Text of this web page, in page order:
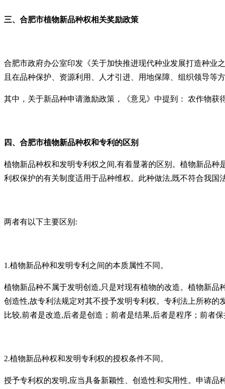
三、 合肥市植物新品种权相关奖励政策
合肥市政府办公室印发《关于加快推进现代种业发展打造种业
且在品种保护、资源利用、人才引进、用地保障、组织领导等
其中，关于新品种申请激励政策，《意见》中提到： 农作物获
四、 合肥市植物新品种权和专利的区别
植物新品种权和发明专利权之间,有着显著的区别。植物新品
利权保护的有关制度适用于品种维权。此种做法,既不符合我国
两者有以下主要区别:
1.植物新品种和发明专利之间的本质属性不同。
植物新品种不属于发明创造,只是对现有植物的改造。植物新
创造性,故专利法规定对其不授予发明专利权。专利法上所称
比较,前者是改造,后者是创造；前者是结果,后者是程序；前者保
2.植物新品种权和发明专利权的授权条件不同。
授予专利权的发明,应当具备新颖性、创造性和实用性。申请